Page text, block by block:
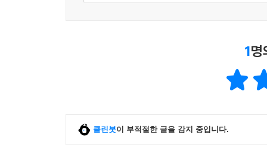
1명
클린봇이 부적절한 글을 감지 중입니다.